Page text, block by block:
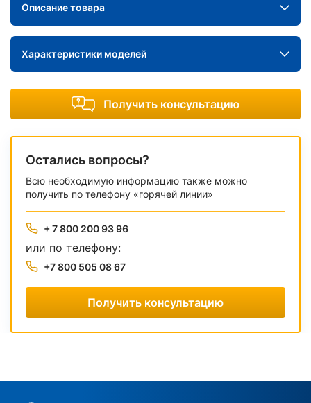
Описание товара
Характеристики моделей
Получить консультацию
Остались вопросы?
Всю необходимую информацию также можно
получить по телефону «горячей линии»
+ 7 800 200 93 96
или по телефону:
+7 800 505 08 67
Получить консультацию